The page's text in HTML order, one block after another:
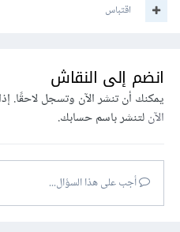
اقتباس
انضم إلى النقاش
يمكنك أن تنشر الآن وتسجل لاحقًا.
الآنلتنشر باسم حسابك.
أجب على هذا السؤال...